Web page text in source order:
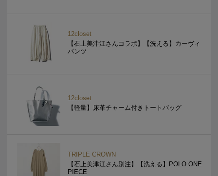
12closet
【石上美津江さんコラボ】【洗える】カーヴィ
パンツ
12closet
【軽量】床革チャーム付きトートバッグ
TRIPLE CROWN
【石上美津江さん別注】【洗える】POLO ONE
PIECE